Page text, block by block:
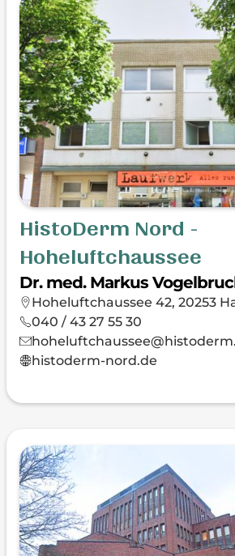
HistoDerm Nord -
Hoheluftchaussee
Dr. med. Markus
Hoheluftchaussee 42, 20253
040 / 43 27 55 30
histoderm-nord.de